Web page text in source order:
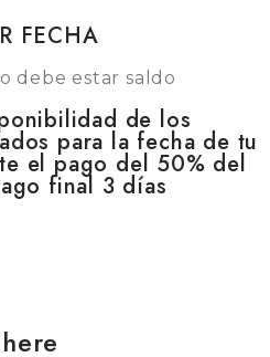
FECHA
debe estar saldo
de los
para la fecha de tu
el pago del 50% del
final 3 días